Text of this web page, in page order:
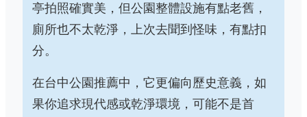
亭拍照確實美，但公園整體設施有點老舊，
廁所也不太乾淨，上次去聞到怪味，有點扣
分。
在台中公園推薦中，它更偏向歷史意義，如
果你追求現代感或乾淨環境，可能不是首